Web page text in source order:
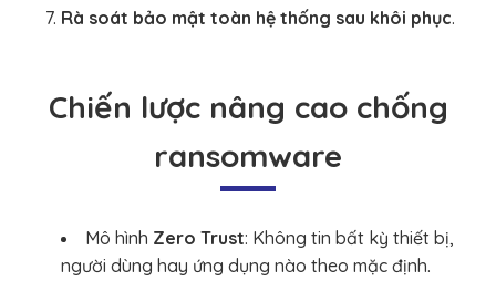
Rà soát bảo mật toàn hệ thống sau khôi phục.
Chiến lược nâng cao chống
ransomware
Mô hình Zero Trust: Không tin bất kỳ thiết bị,
người dùng hay ứng dụng nào theo mặc định.